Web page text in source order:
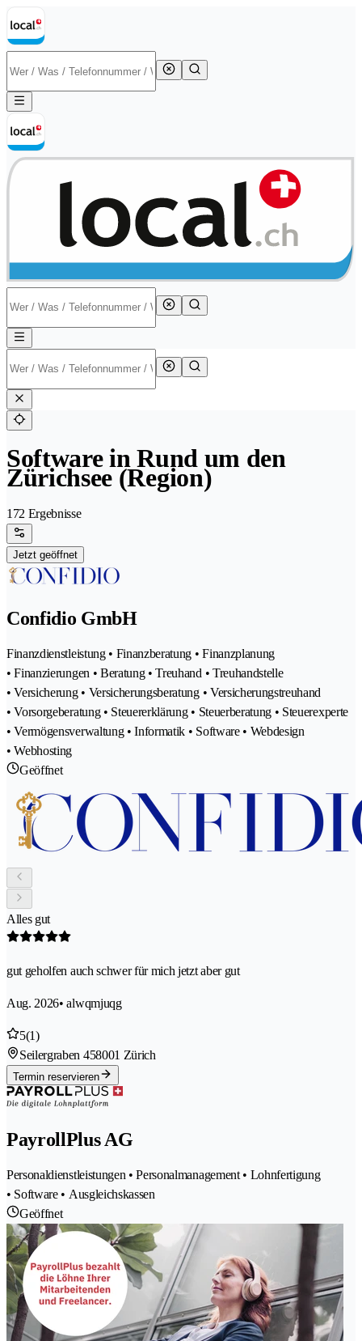
Software in Rund um den
Zürichsee (Region)
172 Ergebnisse
Jetzt geöffnet
Confidio GmbH
Finanzdienstleistung • Finanzberatung • Finanzplanung
• Finanzierungen • Beratung • Treuhand • Treuhandstelle
• Versicherung • Versicherungsberatung • Versicherungstreuhand
• Vorsorgeberatung • Steuererklärung • Steuerberatung • Steuerexperte
• Vermögensverwaltung • Informatik • Software • Webdesign
• Webhosting
Geöffnet
Alles gut
gut geholfen auch schwer für mich jetzt aber gut
Aug. 2026• alwqmjuqg
5(1)
Seilergraben 458001 Zürich
Termin reservieren
PayrollPlus AG
Personaldienstleistungen • Personalmanagement • Lohnfertigung
• Software • Ausgleichskassen
Geöffnet